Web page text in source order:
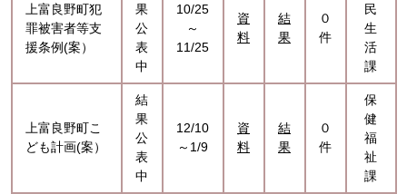
上富良野町犯
罪被害者等支
援条例(案）
果
公
表
中
10/25
～
11/25
資
料
結
果
０
件
民
生
活
課
上富良野町こ
ども計画(案）
結
果
公
表
中
12/10
～1/9
資
料
結
果
０
件
保
健
福
祉
課